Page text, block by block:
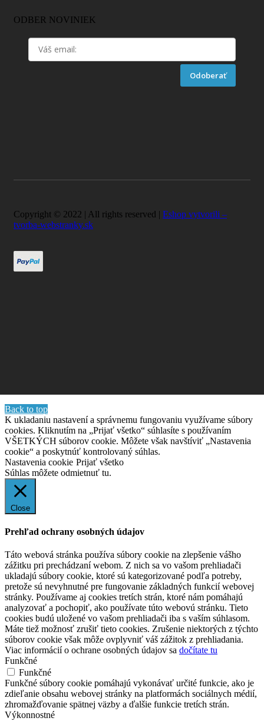
ODBER NOVINIEK
Odoberať
Copyright © 2022 | All rights reserved | Eshop vytvorili –
tvorba-webstranky.sk
Back to top
K ukladaniu nastavení a správnemu fungovaniu využívame súbory
cookies. Kliknutím na „Prijať všetko“ súhlasíte s používaním
VŠETKÝCH súborov cookie. Môžete však navštíviť „Nastavenia
cookie“ a poskytnúť kontrolovaný súhlas.
Nastavenia cookie Prijať všetko
Súhlas môžete odmietnuť tu.
Close
Prehľad ochrany osobných údajov
Táto webová stránka používa súbory cookie na zlepšenie vášho
zážitku pri prechádzaní webom. Z nich sa vo vašom prehliadači
ukladajú súbory cookie, ktoré sú kategorizované podľa potreby,
pretože sú nevyhnutné pre fungovanie základných funkcií webovej
stránky. Používame aj cookies tretích strán, ktoré nám pomáhajú
analyzovať a pochopiť, ako používate túto webovú stránku. Tieto
cookies budú uložené vo vašom prehliadači iba s vaším súhlasom.
Máte tiež možnosť zrušiť tieto cookies. Zrušenie niektorých z týchto
súborov cookie však môže ovplyvniť váš zážitok z prehliadania.
Viac informácií o ochrane osobných údajov sa dočítate tu
Funkčné
Funkčné
Funkčné súbory cookie pomáhajú vykonávať určité funkcie, ako je
zdieľanie obsahu webovej stránky na platformách sociálnych médií,
zhromažďovanie spätnej väzby a ďalšie funkcie tretích strán.
Výkonnostné